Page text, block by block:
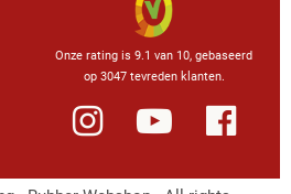
Onze rating is 9.1 van 10, gebaseerd
op 3047 tevreden klanten.